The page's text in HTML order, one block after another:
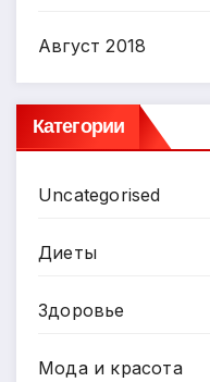
Август 2018
Категории
Uncategorised
Диеты
Здоровье
Мода и красота